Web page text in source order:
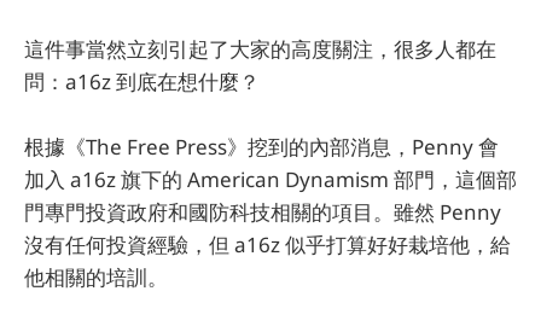
這件事當然立刻引起了大家的高度關注，很多人都在
問：a16z 到底在想什麼？
根據《The Free Press》挖到的內部消息，Penny 會
加入 a16z 旗下的 American Dynamism 部門，這個部
門專門投資政府和國防科技相關的項目。雖然 Penny
沒有任何投資經驗，但 a16z 似乎打算好好栽培他，給
他相關的培訓。